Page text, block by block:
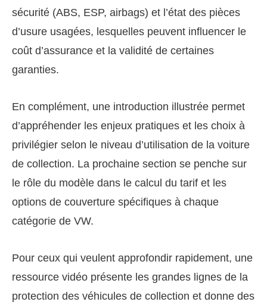
sécurité (ABS, ESP, airbags) et l’état des pièces
d’usure usagées, lesquelles peuvent influencer le
coût d’assurance et la validité de certaines
garanties.
En complément, une introduction illustrée permet
d’appréhender les enjeux pratiques et les choix à
privilégier selon le niveau d’utilisation de la voiture
de collection. La prochaine section se penche sur
le rôle du modèle dans le calcul du tarif et les
options de couverture spécifiques à chaque
catégorie de VW.
Pour ceux qui veulent approfondir rapidement, une
ressource vidéo présente les grandes lignes de la
protection des véhicules de collection et donne des